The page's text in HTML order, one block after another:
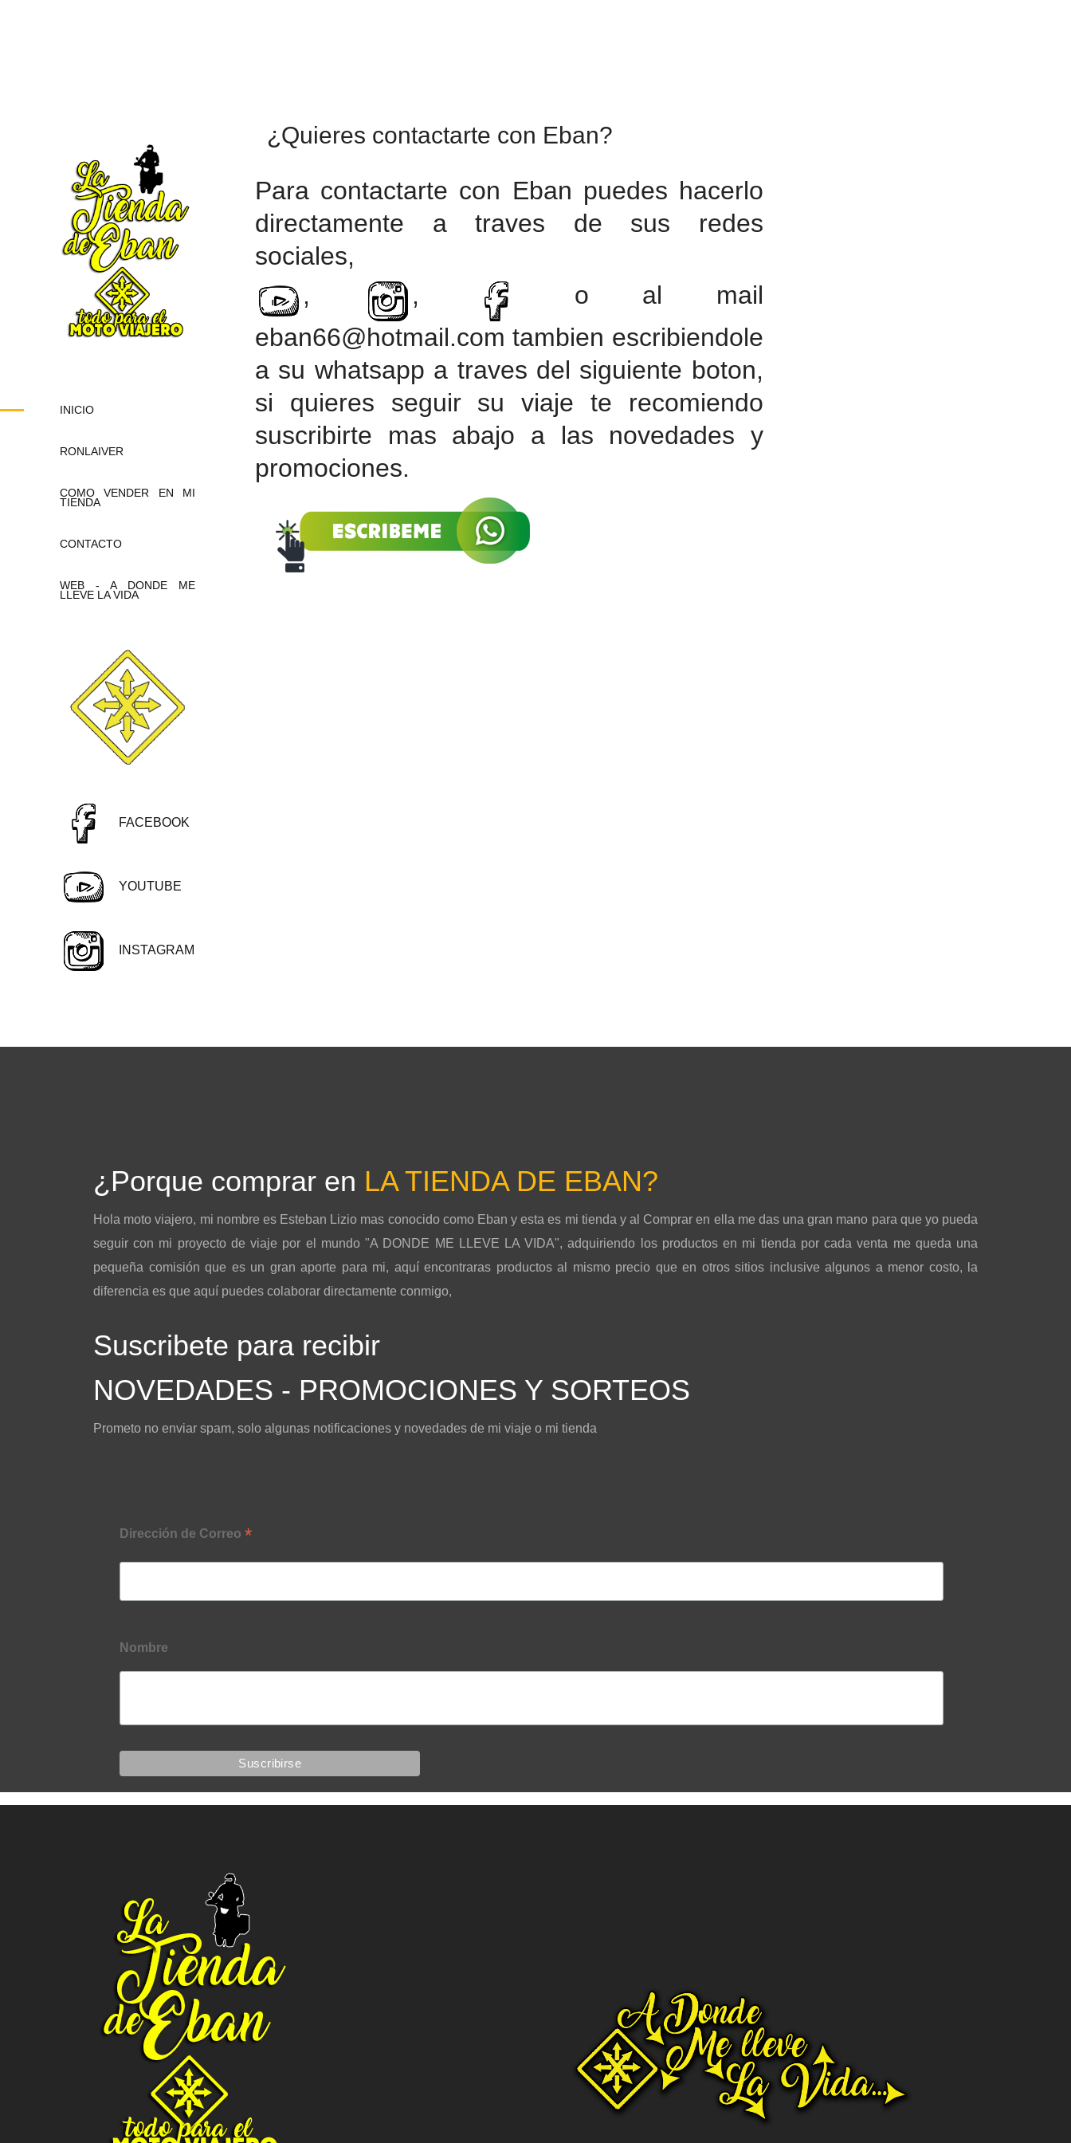
INICIO
RONLAIVER
COMO VENDER EN MI
TIENDA
CONTACTO
WEB - A DONDE ME
LLEVE LA VIDA
FACEBOOK
YOUTUBE
INSTAGRAM
¿Quieres contactarte con Eban?
Para contactarte con Eban puedes hacerlo
directamente a traves de sus redes
sociales,
,
,
o al mail
eban66@hotmail.com tambien escribiendole
a su whatsapp a traves del siguiente boton,
si quieres seguir su viaje te recomiendo
suscribirte mas abajo a las novedades y
promociones.
¿Porque comprar en LA TIENDA DE EBAN?
Hola moto viajero, mi nombre es Esteban Lizio mas conocido como Eban y esta es mi tienda y al Comprar en ella me das una gran mano para que yo pueda
seguir con mi proyecto de viaje por el mundo "A DONDE ME LLEVE LA VIDA", adquiriendo los productos en mi tienda por cada venta me queda una
pequeña comisión que es un gran aporte para mi, aquí encontraras productos al mismo precio que en otros sitios inclusive algunos a menor costo, la
diferencia es que aquí puedes colaborar directamente conmigo,
Suscribete para recibir
NOVEDADES - PROMOCIONES Y SORTEOS
Prometo no enviar spam, solo algunas notificaciones y novedades de mi viaje o mi tienda
Dirección de Correo*
Nombre